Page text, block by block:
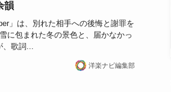
韻
」は、別れた相手への後悔と謝罪を
に包まれた冬の景色と、届かなかっ
歌詞...
洋楽ナビ編集部